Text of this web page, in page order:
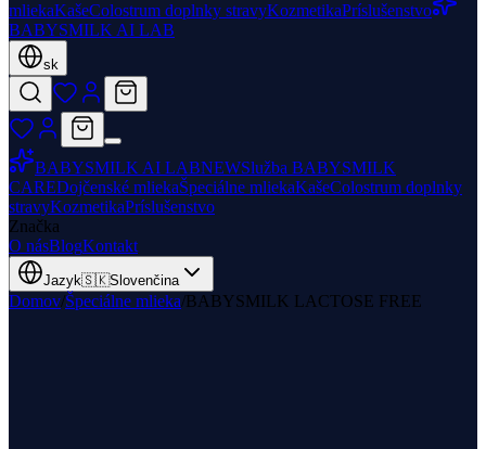
mliekaKašeColostrum doplnky stravyKozmetikaPríslušenstvo
BABYSMILK AI LAB
sk
BABYSMILK AI LABNEWSlužba BABYSMILK
CAREDojčenské mliekaŠpeciálne mliekaKašeColostrum doplnky
stravyKozmetikaPríslušenstvo
Značka
O násBlogKontakt
Jazyk🇸🇰Slovenčina
Domov/Špeciálne mlieka/BABYSMILK LACTOSE FREE